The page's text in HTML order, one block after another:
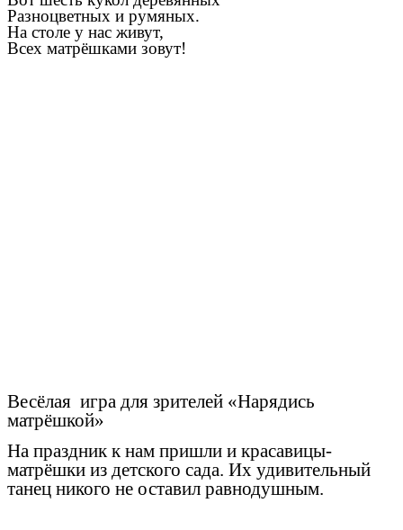
Разноцветных и румяных.
На столе у нас живут,
Всех матрёшками зовут!
Весёлая игра для зрителей «Нарядись
матрёшкой»
На праздник к нам пришли и красавицы-
матрёшки из детского сада. Их удивительный
танец никого не оставил равнодушным.